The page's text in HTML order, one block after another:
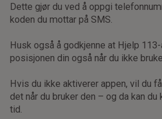
Dette gjør du ved å oppgi
koden du mottar på SMS.
Husk også å godkjenne at Hjelp
posisjonen din også når du ikke
Hvis du ikke aktiverer appen, vil du
det når du bruker den – og da kan
tid.